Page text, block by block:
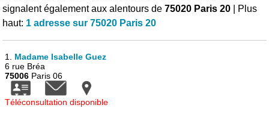
signalent également aux alentours de75020 Paris 20 | Plus
haut: 1 adresse sur 75020 Paris 20
1. Madame Isabelle Guez
6 rue Bréa
75006 Paris 06
Téléconsultation disponible